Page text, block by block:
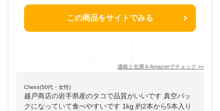
この商品をサイトでみる
価格と在庫をAmazonでチェック >>
Chess(50代・女性)
越戸商店の岩手県産のタコで品質がいいです 真空パッ
クになっていて食べやすいです 1kg 約2本から5本入り